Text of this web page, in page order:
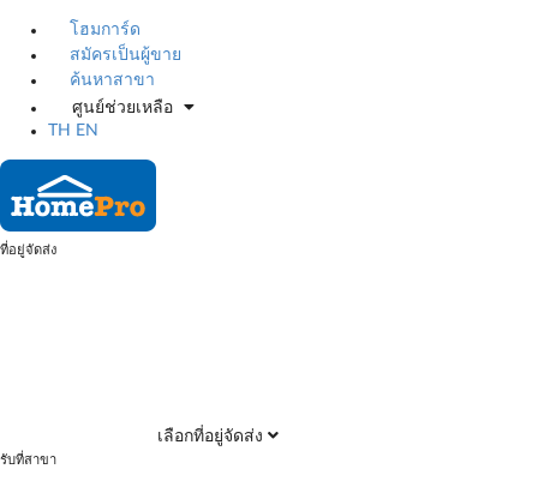
โฮมการ์ด
สมัครเป็นผู้ขาย
ค้นหาสาขา
ศูนย์ช่วยเหลือ
TH
EN
ที่อยู่จัดส่ง
เลือกที่อยู่จัดส่ง
รับที่สาขา